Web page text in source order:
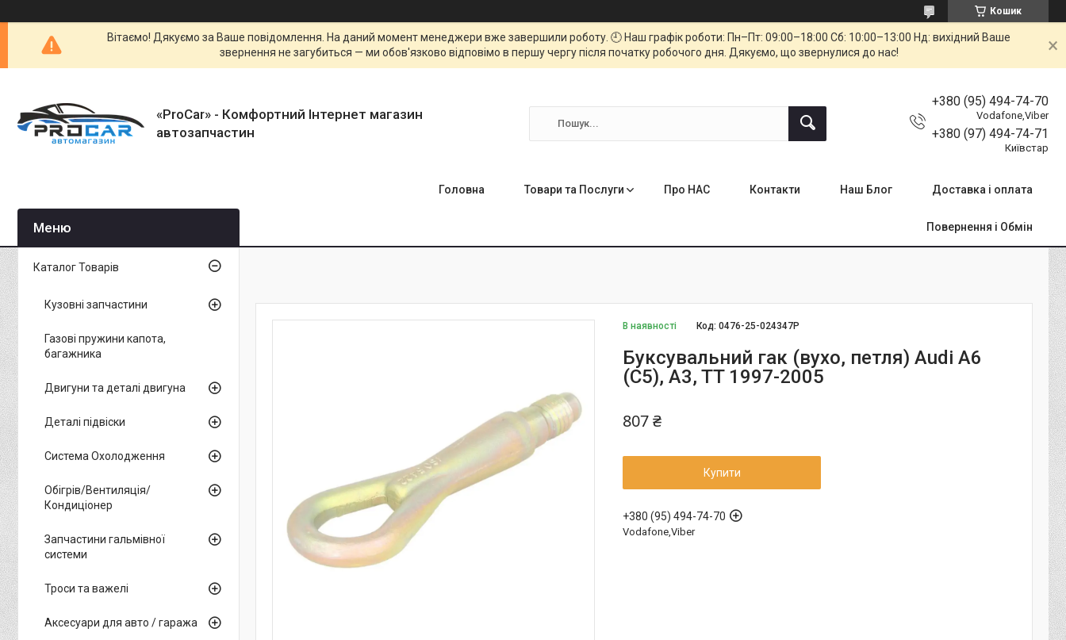
Кошик
Вітаємо! Дякуємо за Ваше повідомлення. На даний момент менеджери вже завершили роботу. 🕘 Наш графік роботи: Пн–Пт: 09:00–18:00 Сб: 10:00–13:00 Нд: вихідний Ваше
звернення не загубиться — ми обов'язково відповімо в першу чергу після початку робочого дня. Дякуємо, що звернулися до нас!
«ProCar» - Комфортний Інтернет магазин
автозапчастин
+380 (95) 494-74-70
Vodafone,Viber
+380 (97) 494-74-71
Київстар
Головна Товари та Послуги Про НАС Контакти Наш Блог Доставка і оплата
Повернення і Обмін
В наявності Код:0476-25-024347P
Буксувальний гак (вухо, петля) Audi A6
(C5), A3, TT 1997-2005
807 ₴
Купити
+380 (95) 494-74-70
Vodafone,Viber
Каталог Товарів
Кузовні запчастини
Газові пружини капота,
багажника
Двигуни та деталі двигуна
Деталі підвіски
Система Охолодження
Обігрів/Вентиляція/
Кондиціонер
Запчастини гальмівної
системи
Троси та важелі
Аксесуари для авто / гаража